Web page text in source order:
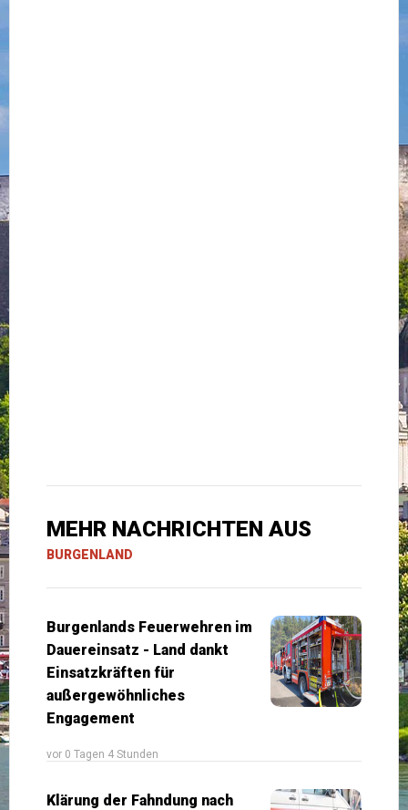
MEHR NACHRICHTEN AUS
BURGENLAND
Burgenlands Feuerwehren im
Dauereinsatz - Land dankt
Einsatzkräften für
außergewöhnliches
Engagement
vor 0 Tagen 4 Stunden
Klärung der Fahndung nach